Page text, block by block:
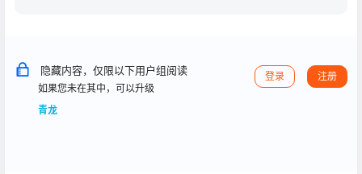
隐藏内容，仅限以下用户组阅读
如果您未在其中，可以升级
青龙
登录 注册